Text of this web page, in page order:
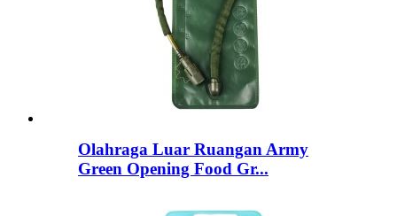
Olahraga Luar Ruangan Army
Green Opening Food Gr...